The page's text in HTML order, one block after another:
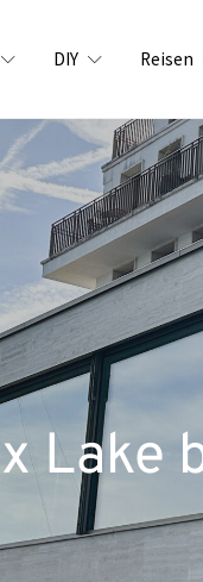
DIY Reisen
Lake